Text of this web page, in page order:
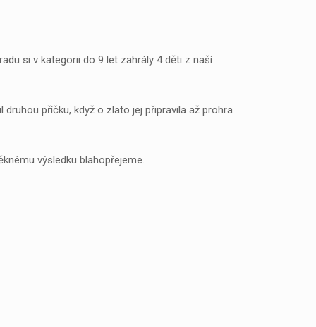
si v kategorii do 9 let zahrály 4 děti z naší
příčku, když o zlato jej připravila až prohra
výsledku blahopřejeme.